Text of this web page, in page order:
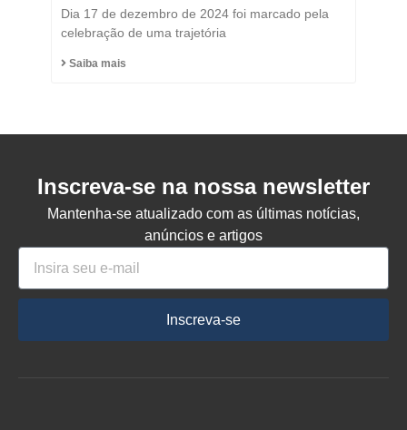
Honorário do Município
Dia 17 de dezembro de 2024 foi marcado pela
celebração de uma trajetória
Saiba mais
Inscreva-se na nossa newsletter
Mantenha-se atualizado com as últimas notícias,
anúncios e artigos
Inscreva-se